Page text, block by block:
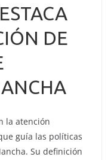
DE
la atención
guía las políticas
Su definición